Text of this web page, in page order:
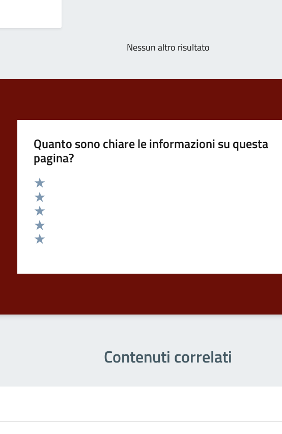
Nessun altro risultato
Quanto sono chiare le informazioni su questa
pagina?
Valuta 5 stelle su 5
Valuta 4 stelle su 5
Valuta 3 stelle su 5
Valuta 2 stelle su 5
Contenuti correlati